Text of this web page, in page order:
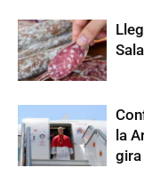
la
gira